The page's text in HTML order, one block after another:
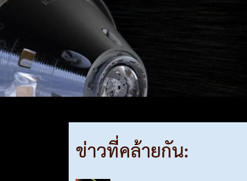
ข่าวที่คล้ายกัน: